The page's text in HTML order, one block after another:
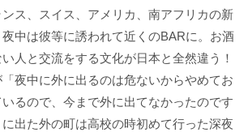
ス、スイス、アメリカ、南アフリカの新
中は彼等に誘われて近くのBARに。お酒
人と交流をする文化が日本と全然違う！
夜中に外に出るのは危ないからやめてお
るので、今まで外に出てなかったのです
出た外の町は高校の時初めて行った深夜